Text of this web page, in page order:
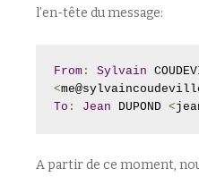
l’en-tête du message:
From : Sylvain
<
To : Jean DUPOND <
A partir de ce moment,